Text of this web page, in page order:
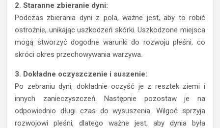
2. Staranne zbieranie dyni:
Podczas zbierania dyni z pola, ważne jest, aby to robić
ostrożnie, unikając uszkodzeń skórki. Uszkodzone miejsca
mogą stworzyć dogodne warunki do rozwoju pleśni, co
skróci okres przechowywania warzywa.
3. Dokładne oczyszczenie i suszenie:
Po zebraniu dyni, dokładnie oczyść je z resztek ziemi i
innych zanieczyszczeń. Następnie pozostaw je na
odpowiednio długi czas do wysuszenia. Wilgoć sprzyja
rozwojowi pleśni, dlatego ważne jest, aby dynia była